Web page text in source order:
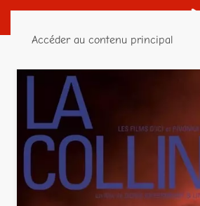
Accéder au contenu principal